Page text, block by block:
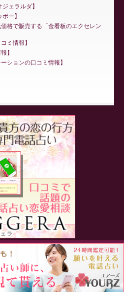
ジェラルダ
ボー
格で販売する「金看板のエクセレン
ミ情報
ションの口コミ情報